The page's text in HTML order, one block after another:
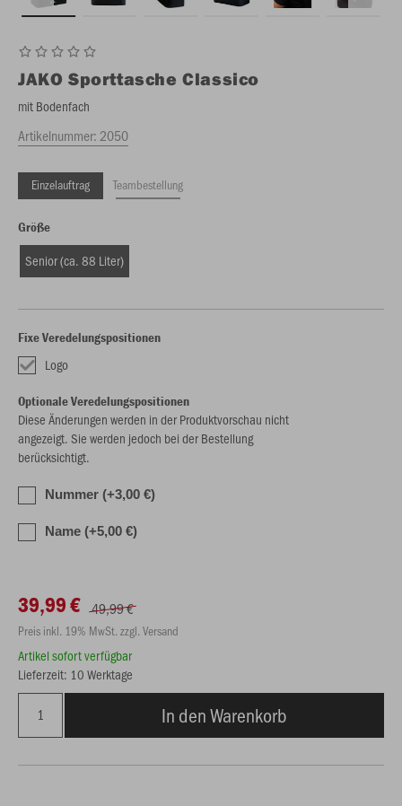
JAKO Sporttasche Classico
mit Bodenfach
Artikelnummer: 2050
Einzelauftrag Teambestellung
Größe
Senior (ca. 88 Liter)
Fixe Veredelungspositionen
Logo
Optionale Veredelungspositionen
Diese Änderungen werden in der Produktvorschau nicht
angezeigt. Sie werden jedoch bei der Bestellung
berücksichtigt.
Nummer (+3,00 €)
Name (+5,00 €)
39,99 € 49,99 €
Preis inkl. 19% MwSt. zzgl. Versand
Artikel sofort verfügbar
Lieferzeit: 10 Werktage
In den Warenkorb